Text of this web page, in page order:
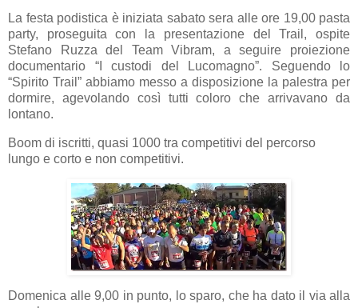
La festa podistica è iniziata sabato sera alle ore 19,00 pasta
party, proseguita con la presentazione del Trail, ospite
Stefano Ruzza del Team Vibram, a seguire proiezione
documentario “I custodi del Lucomagno”. Seguendo lo
“Spirito Trail” abbiamo messo a disposizione la palestra per
dormire, agevolando così tutti coloro che arrivavano da
lontano.
Boom di iscritti, quasi 1000 tra competitivi del percorso
lungo e corto e non competitivi.
Domenica alle 9,00 in punto, lo sparo, che ha dato il via alla